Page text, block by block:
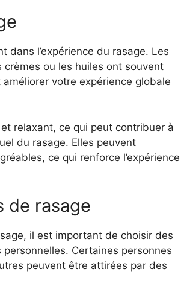
dans l’expérience du rasage. Les
ou les huiles ont souvent
votre expérience globale
relaxant, ce qui peut contribuer à
du rasage. Elles peuvent
ce qui renforce l’expérience
de rasage
il est important de choisir des
Certaines personnes
peuvent être attirées par des